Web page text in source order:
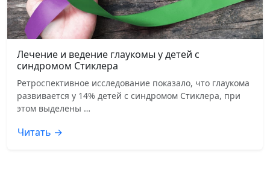
Лечение и ведение глаукомы у детей с
синдромом Стиклера
Ретроспективное исследование показало, что глаукома
развивается у 14% детей с синдромом Стиклера, при
этом выделены …
Читать →